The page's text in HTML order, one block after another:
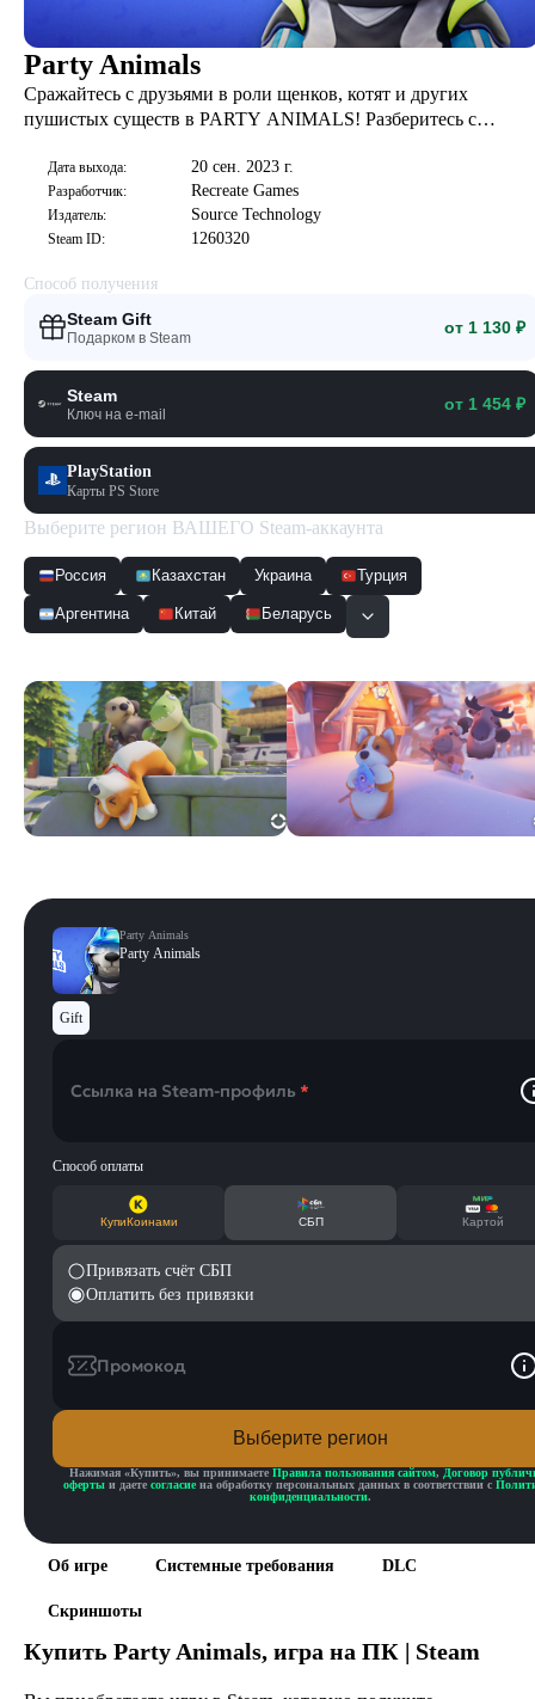
Party Animals
Сражайтесь с друзьями в роли щенков, котят и других
пушистых существ в PARTY ANIMALS! Разберитесь с
помощи нашего реалистичного движка. Я уже упоминал
ЩЕНКОВ?
Дата выхода: 20 сен. 2023 г.
Разработчик: Recreate Games
Издатель: Source Technology
Steam ID: 1260320
Способ получения
Steam Gift
Подарком в Steam
от 1 130 ₽
Steam
Ключ на e-mail
от 1 454 ₽
PlayStation
Карты PS Store
Выберите регион ВАШЕГО Steam-аккаунта
Россия Казахстан Украина Турция
Аргентина Китай Беларусь
Об игре Системные требования DLC
Скриншоты
Купить Party Animals, игра на ПК | Steam
Party Animals
Party Animals
Gift
Ссылка на Steam-профиль *
Способ оплаты
КупиКоинами СБП Картой
Привязать счёт СБП
Оплатить без привязки
Промокод
Выберите регион
Нажимая «Купить», вы принимаете Правила пользования сайтом, Договор
оферты и даете согласие на обработку персональных данных в соответствии с
конфиденциальности.